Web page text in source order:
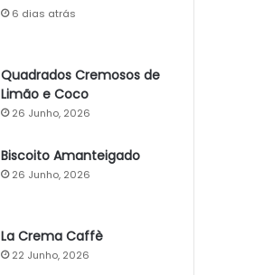
6 dias atrás
Quadrados Cremosos de
Limão e Coco
26 Junho, 2026
Biscoito Amanteigado
26 Junho, 2026
La Crema Caffè
22 Junho, 2026